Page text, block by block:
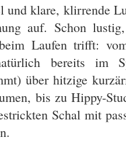
und klare, klirrende
auf. Schon
Laufen trifft:
bereits im
über hitzige
bis zu Hippy-
Schal mit